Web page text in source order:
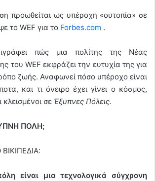
προωθείται ως υπέροχη «ουτοπία» σε
το WEF για το Forbes.com .
πώς μια πολίτης της Νέας
του WEF εκφράζει την ευτυχία της για
ζωής. Αναφωνεί πόσο υπέροχο είναι
και τι όνειρο έχει γίνει ο κόσμος,
κλεισμένοι σε Έξυπνες Πόλεις.
ΠΟΛΗ;
είναι μια τεχνολογικά σύγχρονη